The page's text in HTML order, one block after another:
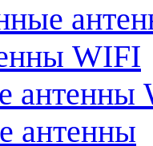
WIFI
антенны
антенны